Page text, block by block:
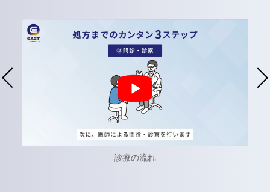
AGA治療薬それぞれの説明